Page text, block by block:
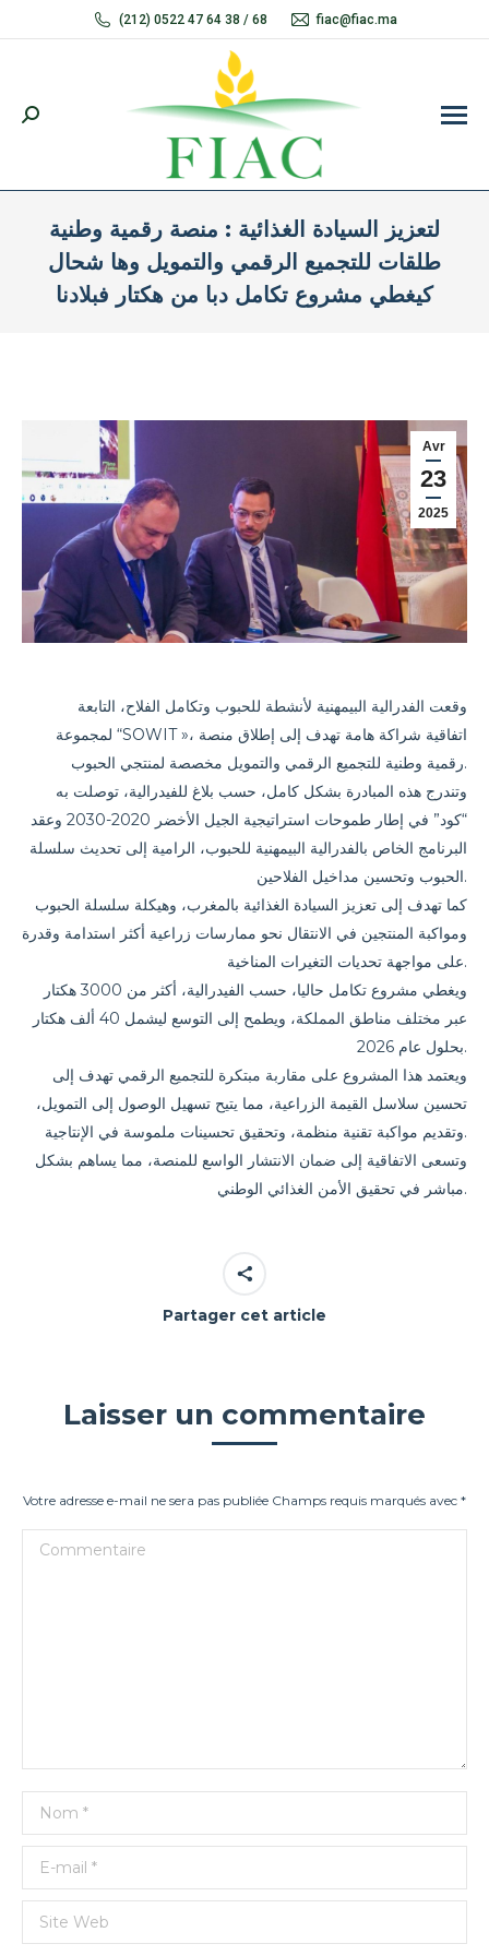
(212) 0522 47 64 38 / 68 fiac@fiac.ma
Recherche
لتعزيز السيادة الغذائية : منصة رقمية وطنية
طلقات للتجميع الرقمي والتمويل وها شحال
كيغطي مشروع تكامل دبا من هكتار فبلادنا
Avr
23
2025
وقعت الفدرالية البيمهنية لأنشطة للحبوب وتكامل الفلاح، التابعة
لمجموعة “SOWIT »، اتفاقية شراكة هامة تهدف إلى إطلاق منصة
رقمية وطنية للتجميع الرقمي والتمويل مخصصة لمنتجي الحبوب.
وتندرج هذه المبادرة بشكل كامل، حسب بلاغ للفيدرالية، توصلت به
“كود” في إطار طموحات استراتيجية الجيل الأخضر 2020-2030 وعقد
البرنامج الخاص بالفدرالية البيمهنية للحبوب، الرامية إلى تحديث سلسلة
الحبوب وتحسين مداخيل الفلاحين.
كما تهدف إلى تعزيز السيادة الغذائية بالمغرب، وهيكلة سلسلة الحبوب
ومواكبة المنتجين في الانتقال نحو ممارسات زراعية أكثر استدامة وقدرة
على مواجهة تحديات التغيرات المناخية.
ويغطي مشروع تكامل حاليا، حسب الفيدرالية، أكثر من 3000 هكتار
عبر مختلف مناطق المملكة، ويطمح إلى التوسع ليشمل 40 ألف هكتار
بحلول عام 2026.
ويعتمد هذا المشروع على مقاربة مبتكرة للتجميع الرقمي تهدف إلى
تحسين سلاسل القيمة الزراعية، مما يتيح تسهيل الوصول إلى التمويل،
وتقديم مواكبة تقنية منظمة، وتحقيق تحسينات ملموسة في الإنتاجية.
وتسعى الاتفاقية إلى ضمان الانتشار الواسع للمنصة، مما يساهم بشكل
مباشر في تحقيق الأمن الغذائي الوطني.
Partager cet article
Laisser un commentaire
Votre adresse e-mail ne sera pas publiée Champs requis marqués avec *
Commentaire
Nom *
E-mail *
Site Web